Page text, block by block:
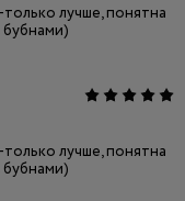
лучше, понятна
бубнами)
лучше, понятна
бубнами)